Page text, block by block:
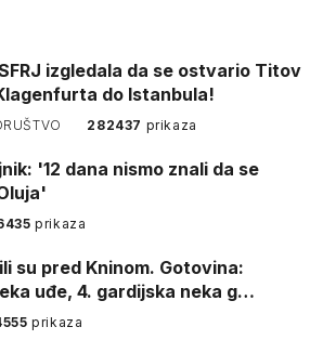
izgledala da se ostvario Titov
do Istanbula!
282437 prikaza
'12 dana nismo znali da se
prikaza
Gotovina:
uđe, 4. gardijska neka g…
prikaza